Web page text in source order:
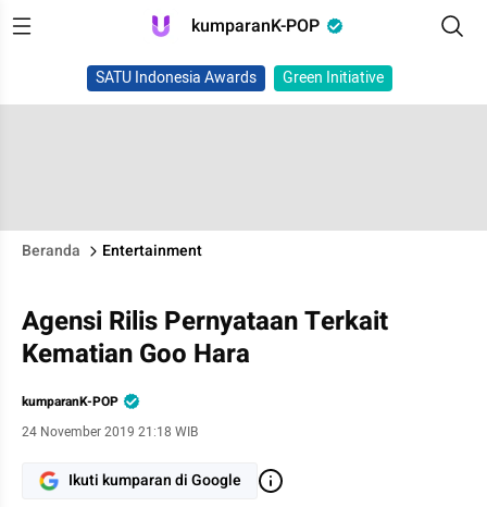
kumparanK-POP
SATU Indonesia Awards Green Initiative
Beranda Entertainment
Agensi Rilis Pernyataan Terkait
Kematian Goo Hara
kumparanK-POP
24 November 2019 21:18 WIB
Ikuti kumparan di Google